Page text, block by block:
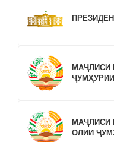
МАҶЛИСИ
МАҶЛИСИ
ОЛИИ